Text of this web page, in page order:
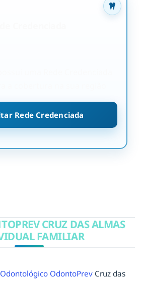
Rede Credenciada
CRUZ DAS ALMAS
FAMILIAR
OdontoPrev Cruz das